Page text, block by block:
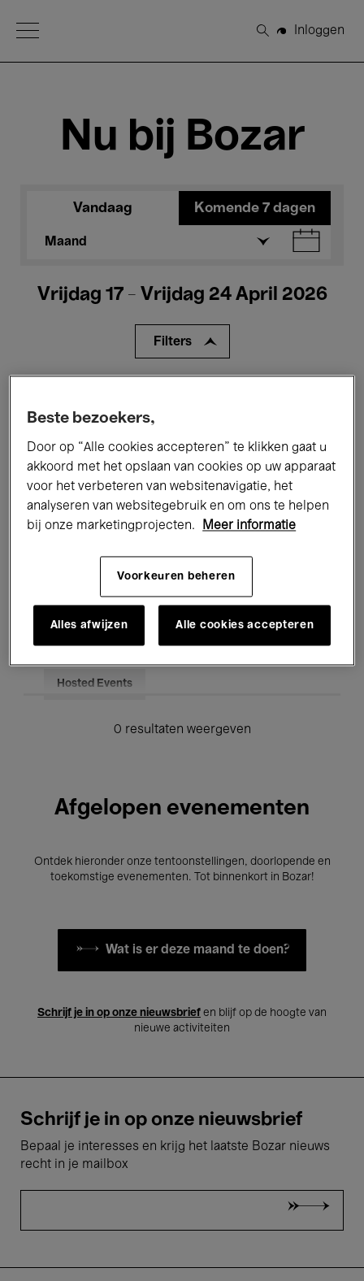
Open Menu
Zoeken
Inloggen
Nu bij Bozar
Vandaag Komende 7 dagen
Maand
Vrijdag 17 - Vrijdag 24 April 2026
Filters
Performances Lezingen & Debatten
Jazz Klassieke Muziek Global Music
Voor iedereen Kids’ Palace
Onderwijs Rondleidingen
Hosted Events
0 resultaten weergeven
Afgelopen evenementen
Ontdek hieronder onze tentoonstellingen, doorlopende en
toekomstige evenementen. Tot binnenkort in Bozar!
Wat is er deze maand te doen?
Schrijf je in op onze nieuwsbrief en blijf op de hoogte van
nieuwe activiteiten
Schrijf je in op onze nieuwsbrief
Bepaal je interesses en krijg het laatste Bozar nieuws
recht in je mailbox
Beste bezoekers,
Door op “Alle cookies accepteren” te klikken gaat u
akkoord met het opslaan van cookies op uw apparaat
voor het verbeteren van websitenavigatie, het
analyseren van websitegebruik en om ons te helpen
bij onze marketingprojecten.
Meer informatie
Voorkeuren beheren
Alles afwijzen Alle cookies accepteren